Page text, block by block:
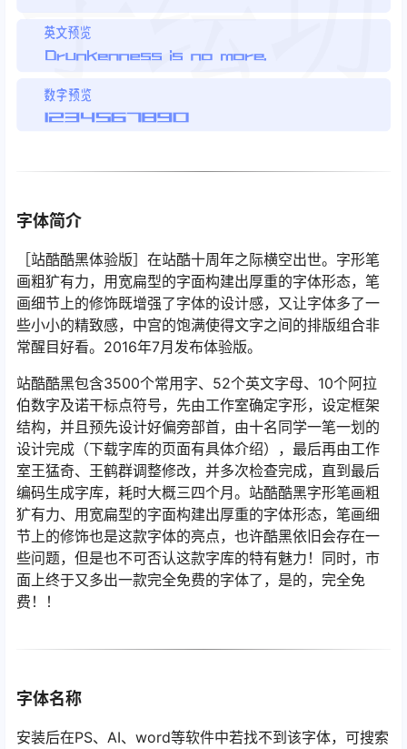
字体简介
［站酷酷黑体验版］在站酷十周年之际横空出世。字形笔
画粗犷有力，用宽扁型的字面构建出厚重的字体形态，笔
画细节上的修饰既增强了字体的设计感，又让字体多了一
些小小的精致感，中宫的饱满使得文字之间的排版组合非
常醒目好看。2016年7月发布体验版。
站酷酷黑包含3500个常用字、52个英文字母、10个阿拉
伯数字及诺干标点符号，先由工作室确定字形，设定框架
结构，并且预先设计好偏旁部首，由十名同学一笔一划的
设计完成（下载字库的页面有具体介绍），最后再由工作
室王猛奇、王鹤群调整修改，并多次检查完成，直到最后
编码生成字库，耗时大概三四个月。站酷酷黑字形笔画粗
犷有力、用宽扁型的字面构建出厚重的字体形态，笔画细
节上的修饰也是这款字体的亮点，也许酷黑依旧会存在一
些问题，但是也不可否认这款字库的特有魅力！同时，市
面上终于又多出一款完全免费的字体了，是的，完全免
费！！
字体名称
安装后在PS、AI、word等软件中若找不到该字体，可搜索